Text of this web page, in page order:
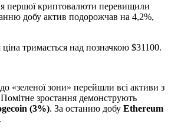
першої криптовалюти перевищили
добу актив подорожчав на 4,2%,
тримається над позначкою $31100.
«зеленої зони» перейшли всі активи з
Помітне зростання демонструють
(3%). За останню добу Ethereum